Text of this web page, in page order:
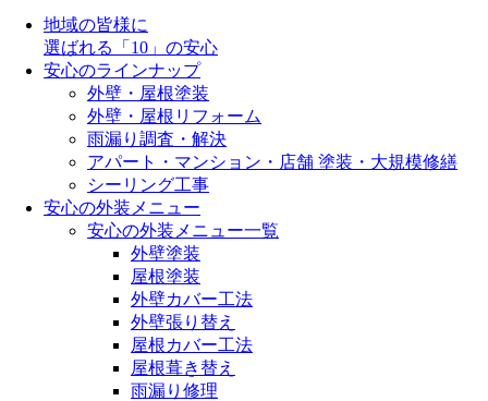
地域の皆様に
選ばれる「10」の安心
安心のラインナップ
外壁・屋根塗装
外壁・屋根リフォーム
雨漏り調査・解決
アパート・マンション・店舗 塗装・大規模修繕
シーリング工事
安心の外装メニュー
安心の外装メニュー一覧
外壁塗装
屋根塗装
外壁カバー工法
外壁張り替え
屋根カバー工法
屋根葺き替え
雨漏り修理